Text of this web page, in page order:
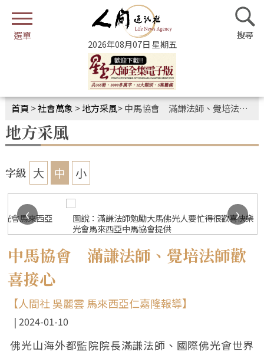
2026年08月07日 星期五
首頁 >社會萬象 >地方采風>中馬協會 滿謙法師、覺培法師歡喜接心
地方采風
字級 大 中 小
圖說：滿謙法師勉勵大馬佛光人要忙得很歡喜快樂。 圖/國際佛
光會馬來西亞中馬協會提供
‹
›
中馬協會 滿謙法師、覺培法師歡
喜接心
【人間社 吳麗雲 馬來西亞仁嘉隆報導】
2024-01-10
佛光山海外都監院院長滿謙法師、國際佛光會世界